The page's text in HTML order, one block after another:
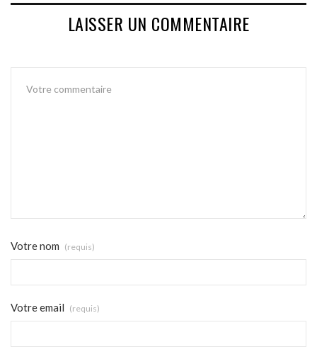
LAISSER UN COMMENTAIRE
Votre nom (requis)
Votre email (requis)